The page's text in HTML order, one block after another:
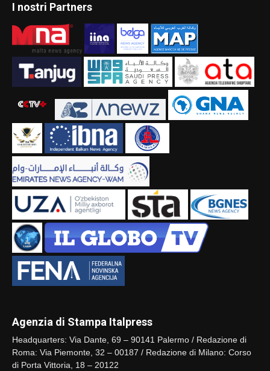
I nostri Partners
Agenzia di Stampa Italpress
Headquarters: Via Dante, 69 – 90141 Palermo / Redazione di
Roma: Via Piemonte, 32 – 00187 / Redazione di Milano: Corso
di Porta Vittoria, 18 – 20122